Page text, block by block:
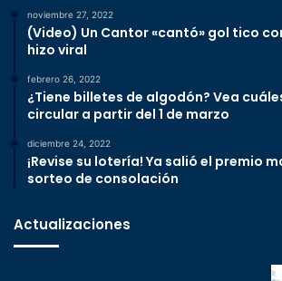
noviembre 27, 2022
(Video) Un Cantor «cantó» gol tico
hizo viral
febrero 26, 2022
¿Tiene billetes de algodón? Vea
circular a partir del 1 de marzo
diciembre 24, 2022
¡Revise su lotería! Ya salió el premio
sorteo de consolación
Actualizaciones